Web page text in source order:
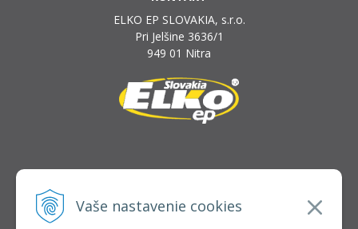
Vaše nastavenie cookies
ELKO EP SLOVAKIA, s.r.o.
Pri Jelšine 3636/1
949 01 Nitra
INFOLINKA
+421 37 6586 731